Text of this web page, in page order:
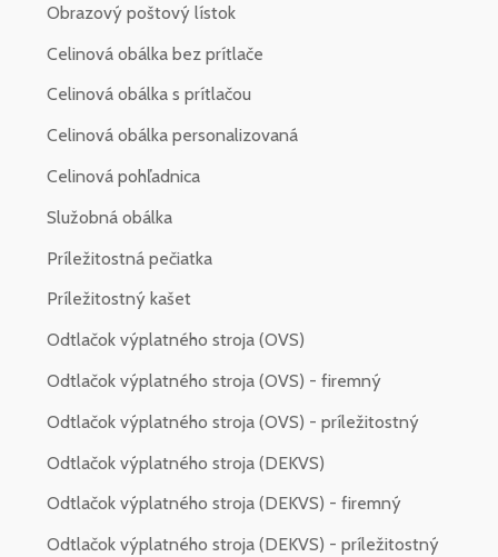
Obrazový poštový lístok
Celinová obálka bez prítlače
Celinová obálka s prítlačou
Celinová obálka personalizovaná
Celinová pohľadnica
Služobná obálka
Príležitostná pečiatka
Príležitostný kašet
Odtlačok výplatného stroja (OVS)
Odtlačok výplatného stroja (OVS) - firemný
Odtlačok výplatného stroja (OVS) - príležitostný
Odtlačok výplatného stroja (DEKVS)
Odtlačok výplatného stroja (DEKVS) - firemný
Odtlačok výplatného stroja (DEKVS) - príležitostný